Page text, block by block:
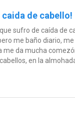
de cabello!
sufro de caída de
me baño diario,
me da mucha
en la